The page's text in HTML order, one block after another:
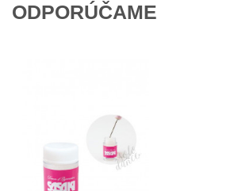
ODPORÚČAME